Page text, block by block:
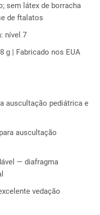
sem látex de borracha
de ftalatos
nível 7
g | Fabricado nos EUA
auscultação pediátrica e
auscultação
— diafragma
vedação